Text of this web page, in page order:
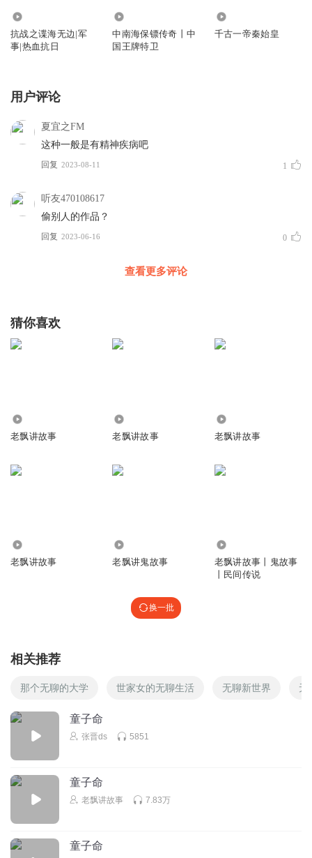
抗战之谍海无边|军
事|热血抗日
中南海保镖传奇丨中
国王牌特卫
千古一帝秦始皇
用户评论
夏宜之FM
这种一般是有精神疾病吧
回复 2023-08-11 1
听友470108617
偷别人的作品？
回复 2023-06-16 0
查看更多评论
猜你喜欢
老飘讲故事 老飘讲故事 老飘讲故事
老飘讲故事 老飘讲鬼故事
老飘讲故事丨鬼故事
丨民间传说
换一批
相关推荐
那个无聊的大学 世家女的无聊生活 无聊新世界 无
童子命
张晋ds 5851
童子命
老飘讲故事 7.83万
童子命